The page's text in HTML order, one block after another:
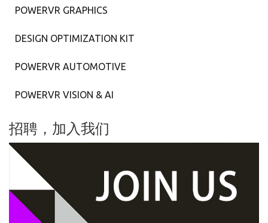
POWERVR GRAPHICS
DESIGN OPTIMIZATION KIT
POWERVR AUTOMOTIVE
POWERVR VISION & AI
招聘，加入我们